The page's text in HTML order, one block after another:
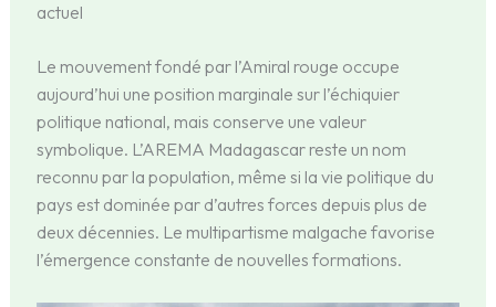
actuel
Le mouvement fondé par l’Amiral rouge occupe
aujourd’hui une position marginale sur l’échiquier
politique national, mais conserve une valeur
symbolique. L’AREMA Madagascar reste un nom
reconnu par la population, même si la vie politique du
pays est dominée par d’autres forces depuis plus de
deux décennies. Le multipartisme malgache favorise
l’émergence constante de nouvelles formations.